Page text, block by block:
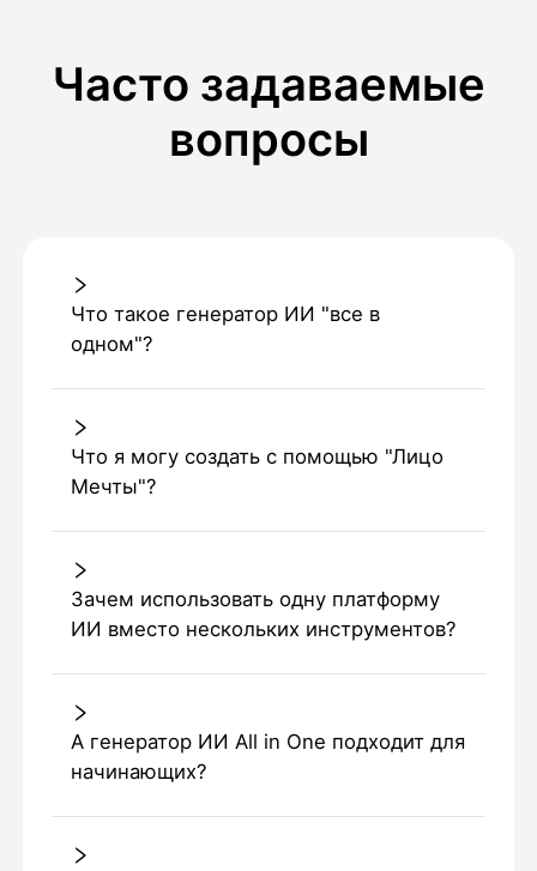
Часто задаваемые
вопросы
Что такое генератор ИИ "все в
одном"?
Что я могу создать с помощью "Лицо
Мечты"?
Зачем использовать одну платформу
ИИ вместо нескольких инструментов?
А генератор ИИ All in One подходит для
начинающих?